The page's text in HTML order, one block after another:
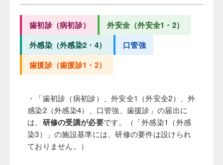
歯初診（病初診）
外安全（外安全1・2）
外感染（外感染2・4）
口管強
歯援診（歯援診1・2）
・「歯初診（病初診）、外安全1（外安全2）、外
感染2（外感染4）、口管強、歯援診」の届出に
は、 研修の受講が必要です。（「外感染1（外感
染3）」の施設基準には、研修の要件は設けられ
ておりません。）